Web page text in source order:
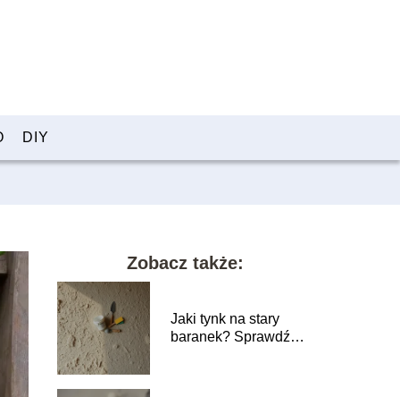
DIY
Zobacz także:
Jaki tynk na stary
baranek? Sprawdź